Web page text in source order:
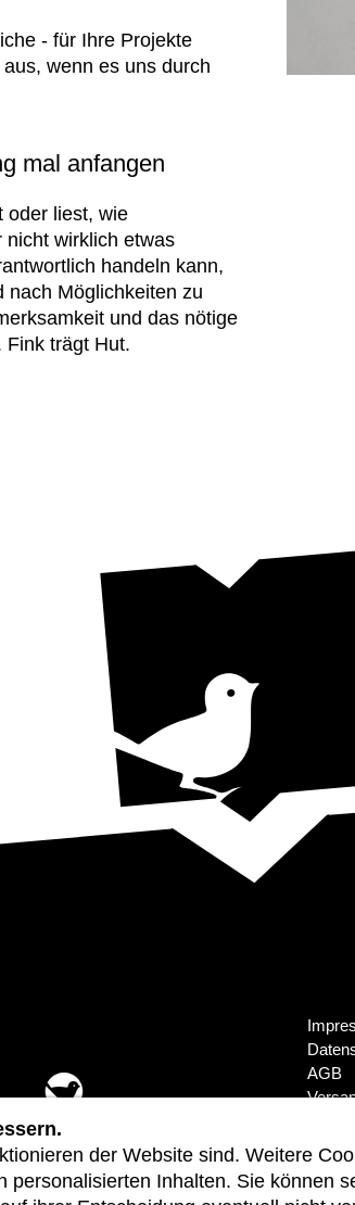
- für Ihre Projekte
wenn es uns durch
mal anfangen
oder liest, wie
nicht wirklich etwas
handeln kann,
nach Möglichkeiten zu
und das nötige
Fink trägt Hut.
AGB
der Website sind. Weitere
Inhalten. Sie können